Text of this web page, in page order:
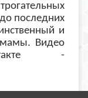
последних
и
Видео
-